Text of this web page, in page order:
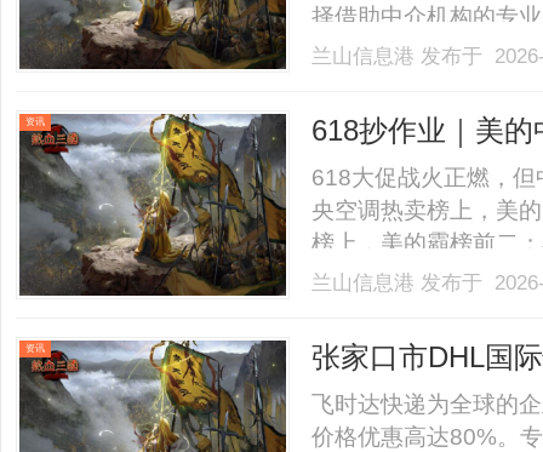
择借助中介机构的专
重点、资源积累和服
注于海外博士后及访
的.........
兰山信息港 发布于
资讯
618抄作业｜美
第一，美的双出
618大促战火正燃，但
央空调热卖榜上，美
榜上，美的霸榜前二
榜、中央空调人气榜
产品力的底气，恰恰
兰山信息港 发布于
资讯
张家口市DHL国
货指南-寄件查价
飞时达快递为全球的
价格优惠高达80%。